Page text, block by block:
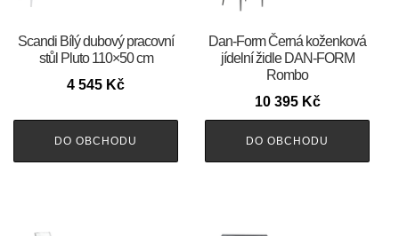
Scandi Bílý dubový pracovní
stůl Pluto 110×50 cm
4 545 Kč
DO OBCHODU
​​​​​Dan-Form Černá koženková
jídelní židle DAN-FORM
Rombo
10 395 Kč
DO OBCHODU